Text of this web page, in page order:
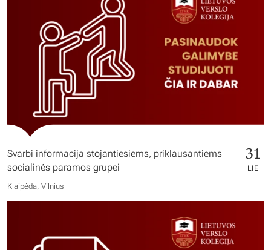
Svarbi informacija stojantiesiems, priklausantiems
socialinės paramos grupei
31
LIE
Klaipėda, Vilnius